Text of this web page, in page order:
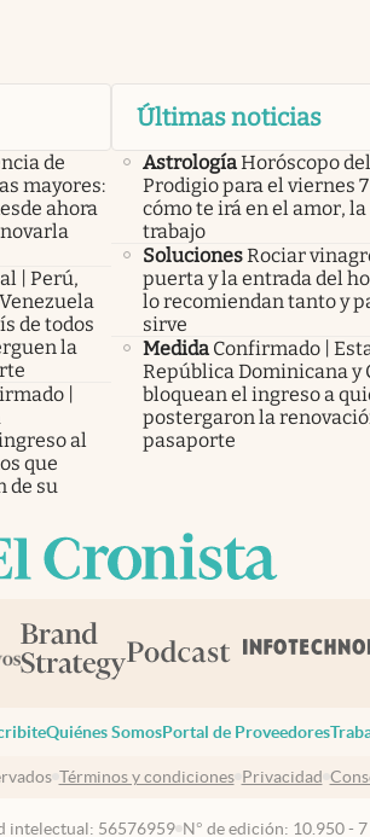
de
mayores:
ahora
| Perú,
de todos
la
|
al
que
de su
Últimas noticias
AstrologíaHoróscopo
Prodigio para el viernes
cómo te irá en el amor, la
trabajo
SolucionesRociar
puerta y la entrada del
lo recomiendan tanto y
sirve
Medida Confirmado |
República Dominicana y
bloquean el ingreso a
postergaron la
pasaporte
Quiénes SomosPortal de Proveedores
Términos y condiciones Privacidad
intelectual: 56576959 N° de edición: 10.950 -